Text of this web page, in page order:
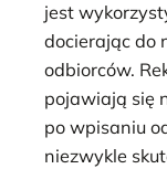
jest
docierając do
odbiorców.
pojawiają się
po wpisaniu
niezwykle